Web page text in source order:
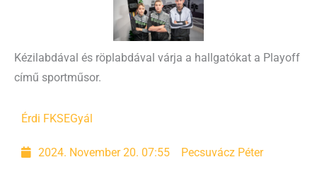
Kézilabdával és röplabdával várja a hallgatókat a Playoff
című sportműsor.
Érdi FKSEGyál
2024. November 20. 07:55 Pecsuvácz Péter